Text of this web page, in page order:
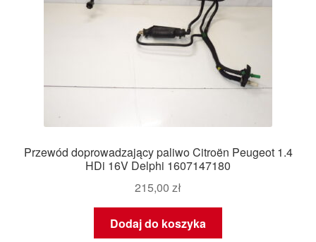
Przewód doprowadzający paliwo Citroën Peugeot 1.4
HDi 16V Delphi 1607147180
215,00 zł
Dodaj do koszyka